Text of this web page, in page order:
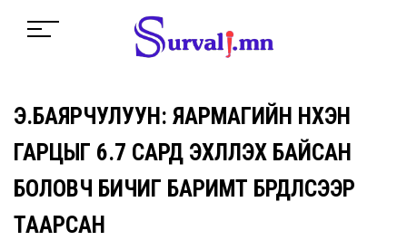
Э.БАЯРЧУЛУУН: ЯАРМАГИЙН НҮХЭН
ГАРЦЫГ 6.7 САРД ЭХЛҮҮЛЭХ БАЙСАН
БОЛОВЧ БИЧИГ БАРИМТ БҮРДҮҮЛСЭЭР
ТААРСАН